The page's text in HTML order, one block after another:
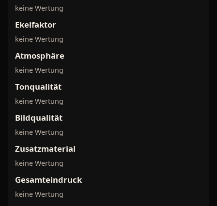
keine Wertung
Ekelfaktor
keine Wertung
Atmosphäre
keine Wertung
Tonqualität
keine Wertung
Bildqualität
keine Wertung
Zusatzmaterial
keine Wertung
Gesamteindruck
keine Wertung